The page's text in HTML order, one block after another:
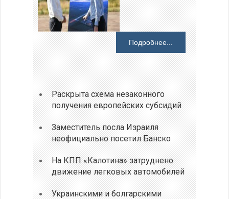
Подробнее...
Раскрыта схема незаконного
получения европейских субсидий
Заместитель посла Израиля
неофициально посетил Банско
На КПП «Калотина» затруднено
движение легковых автомобилей
Украинскими и болгарскими